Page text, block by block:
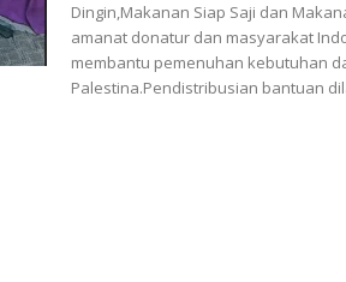
Dingin,Makanan Siap Saji dan
amanat donatur dan masyarakat
membantu pemenuhan kebutuhan
Palestina.Pendistribusian bantuan